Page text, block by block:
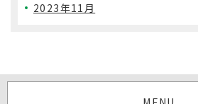
2023年11月